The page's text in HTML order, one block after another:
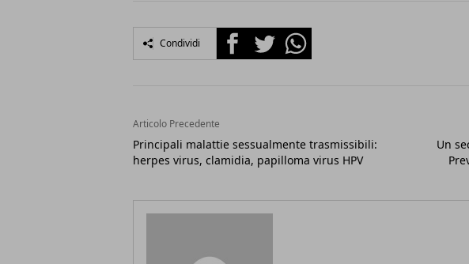
Condividi FacebookTwitterWhatsapp
Articolo Precedente
Principali malattie sessualmente trasmissibili:
herpes virus, clamidia, papilloma virus HPV
Un